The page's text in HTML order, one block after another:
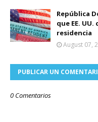
República
que EE.
residencia
August 07,
PUBLICAR UN
0 Comentarios